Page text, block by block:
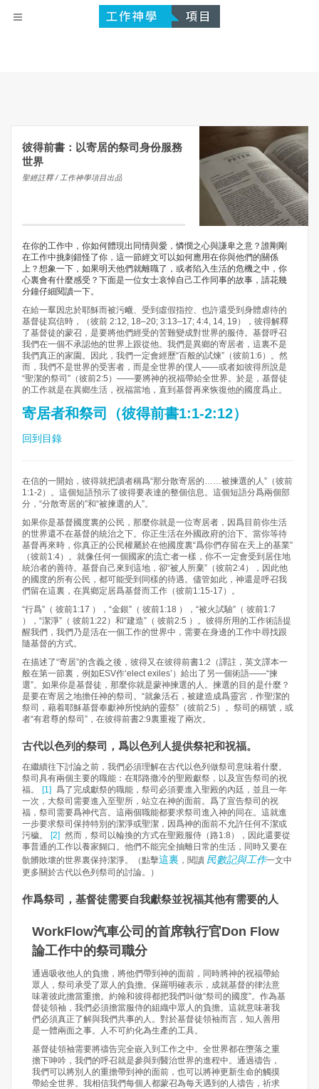
彼得前書：以寄居的祭司身份服務
世界
聖經註釋 / 工作神學項目出品
在你的工作中，你如何體現出同情與愛，憐憫之心與謙卑之意？誰剛剛
在工作中挑刺錯怪了你，這一節經文可以如何應用在你與他們的關係
上？想象一下，如果明天他們就離職了，或者陷入生活的危機之中，你
心裏會有什麼感受？下面是一位女士哀悼自己工作同事的故事，請花幾
分鐘仔細閱讀一下。
在給一羣因忠於耶穌而被污衊、受到虛假指控、也許還受到身體虐待的
基督徒寫信時，（彼前 2:12, 18–20; 3:13–17; 4:4, 14, 19），彼得解釋
了基督徒的蒙召，是要將他們經受的苦難變成對世界的服侍。基督呼召
我們在一個不承認他的世界上跟從他。我們是異鄉的寄居者，這裏不是
我們真正的家園。因此，我們一定會經歷“百般的試煉”（彼前1:6）。然
而，我們不是世界的受害者，而是全世界的僕人——或者如彼得所說是
“聖潔的祭司”（彼前2:5）——要將神的祝福帶給全世界。於是，基督徒
的工作就是在異鄉生活，祝福當地，直到基督再來恢復他的國度爲止。
寄居者和祭司（彼得前書1:1-2:12）
回到目錄
在信的一開始，彼得就把讀者稱爲“那分散寄居的……被揀選的人”（彼前
1:1-2）。這個短語預示了彼得要表達的整個信息。這個短語分爲兩個部
分，“分散寄居的”和“被揀選的人”。
如果你是基督國度裏的公民，那麼你就是一位寄居者，因爲目前你生活
的世界還不在基督的統治之下。你正生活在外國政府的治下。當你等待
基督再來時，你真正的公民權屬於在他國度裏“爲你們存留在天上的基業”
（彼前1:4）。就像任何一個國家的流亡者一樣，你不一定會受到居住地
統治者的善待。基督自己來到這地，卻“被人所棄”（彼前2:4），因此他
的國度的所有公民，都可能受到同樣的待遇。儘管如此，神還是呼召我
們留在這裏，在異鄉定居爲基督而工作（彼前1:15-17）。
“行爲”（ 彼前1:17 ），“金銀”（ 彼前1:18 ），“被火試驗”（ 彼前1:7
），“潔淨”（ 彼前1:22）和“建造”（ 彼前2:5 ）。彼得所用的工作術語提
醒我們，我們乃是活在一個工作的世界中，需要在身邊的工作中尋找跟
隨基督的方式。
在描述了“寄居”的含義之後，彼得又在彼得前書1:2（譯註，英文譯本一
般在第一節裏，例如ESV作‘elect exiles’）給出了另一個術語——“揀
選”。如果你是基督徒，那麼你就是蒙神揀選的人。揀選的目的是什麼？
是要在寄居之地擔任神的祭司。“就象活石，被建造成爲靈宮，作聖潔的
祭司，藉着耶穌基督奉獻神所悅納的靈祭”（彼前2:5）。祭司的稱號，或
者“有君尊的祭司”，在彼得前書2:9裏重複了兩次。
古代以色列的祭司，爲以色列人提供祭祀和祝福。
在繼續往下討論之前，我們必須理解在古代以色列做祭司意味着什麼。
祭司具有兩個主要的職能：在耶路撒冷的聖殿獻祭，以及宣告祭司的祝
福。
[1] 爲了完成獻祭的職能，祭司必須要進入聖殿的內廷，並且一年
一次，大祭司需要進入至聖所，站立在神的面前。爲了宣告祭司的祝
福，祭司需要爲神代言。這兩個職能都要求祭司進入神的同在。這就進
一步要求祭司保持特別的潔淨或聖潔，因爲神的面前不允許任何不潔或
污穢。
[2] 然而，祭司以輪換的方式在聖殿服侍（路1:8），因此還要從
事普通的工作以養家餬口。他們不能完全抽離日常的生活，同時又要在
骯髒敗壞的世界裏保持潔淨。（點擊這裏 ，閱讀 民數記與工作一文中
更多關於古代以色列祭司的討論。）
作爲祭司，基督徒需要自我獻祭並祝福其他有需要的人
WorkFlow汽車公司的首席執行官Don Flow
論工作中的祭司職分
通過吸收他人的負擔，將他們帶到神的面前，同時將神的祝福帶給
眾人，祭司承受了眾人的負擔。保羅明確表示，成就基督的律法意
味著彼此擔當重擔。約翰和彼得都把我們叫做“祭司的國度”。作為基
督徒領袖，我們必須擔當服侍的組織中眾人的負擔。這就意味著我
們必須真正了解與我們共事的人。對於基督徒領袖而言，知人善用
是一體兩面之事。人不可約化為生產的工具。
基督徒領袖需要將禱告完全嵌入到工作之中。全世界都在墮落之重
擔下呻吟，我們的呼召就是參與到醫治世界的進程中。通過禱告，
我們可以將別人的重擔帶到神的面前，也可以將神更新生命的觸摸
帶給全世界。我相信我們每個人都蒙召為每天遇到的人禱告，祈求